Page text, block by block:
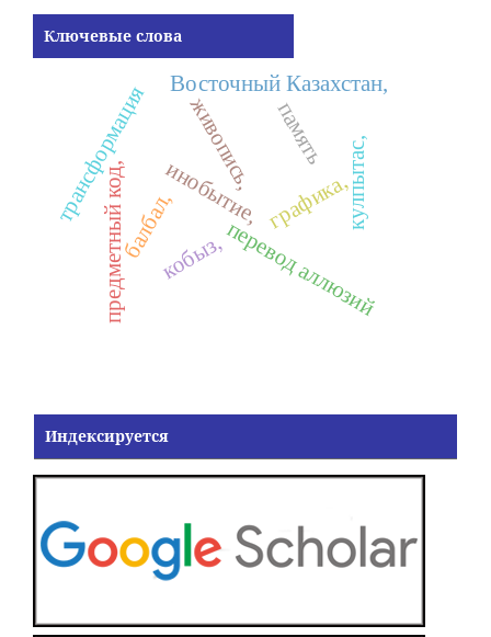
Ключевые слова
живопись,
графика,
кобыз,
балбал, кулпытас,
предметный код, инобытие,
память
перевод аллюзий
трансформация Восточный Казахстан,
Индексируется